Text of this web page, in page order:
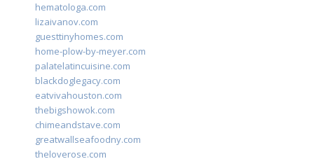
hematologa.com
lizaivanov.com
guesttinyhomes.com
home-plow-by-meyer.com
palatelatincuisine.com
blackdoglegacy.com
eatvivahouston.com
thebigshowok.com
chimeandstave.com
greatwallseafoodny.com
theloverose.com